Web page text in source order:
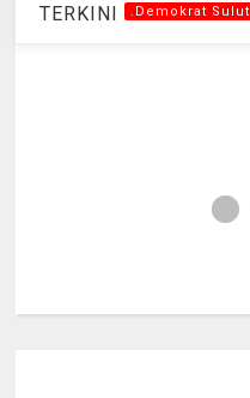
TERKINI .Demokrat Sulut